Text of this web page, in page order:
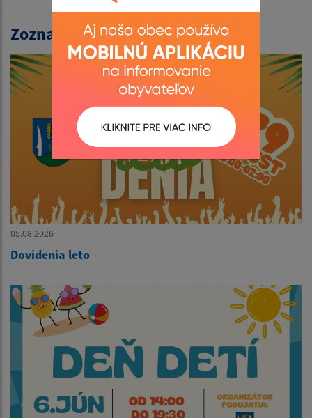
Zoznam článkov:
05.08.2026
Dovidenia leto